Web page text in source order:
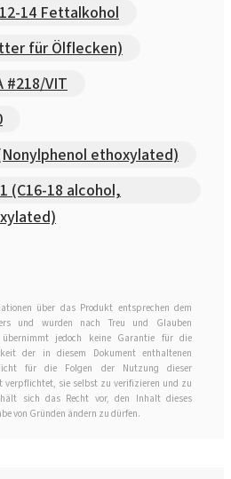
14 Fettalkohol
für Ölflecken)
#218/VIT
ethoxylated)
(C16-18 alcohol,
über das Produkt entsprechen dem
und wurden nach Treu und Glauben
übernimmt jedoch keine Garantie für die
der in diesem Dokument enthaltenen
für die Folgen der Nutzung dieser
verpflichtet, sie selbst zu verifizieren und zu
sich das Recht vor, den Inhalt dieses
von Gründen ändern zu dürfen.